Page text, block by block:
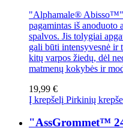
"Alphamale® Abisso™"
pagamintas iš
spalvos. Jis tolygiai
gali būti intensyvesnė ir
kitų varpos žiedų, dėl
matmenų kokybės ir
19,99 €
Į krepšelį Pirkinių
"AssGrommet™